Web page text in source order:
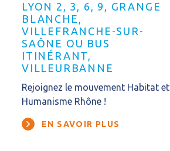
LYON 2, 3, 6, 9, GRANGE
BLANCHE,
VILLEFRANCHE-SUR-
SAÔNE OU BUS
ITINÉRANT,
VILLEURBANNE
Rejoignez le mouvement Habitat et
Humanisme Rhône !
EN SAVOIR PLUS